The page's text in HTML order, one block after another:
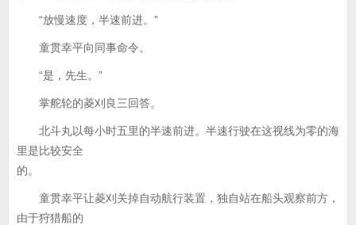
“放慢速度，半速前进。”
童贯幸平向同事命令。
“是，先生。”
掌舵轮的菱刈良三回答。
北斗丸以每小时五里的半速前进。半速行驶在这视线为零的海
里是比较安全
的。
童贯幸平让菱刈关掉自动航行装置，独自站在船头观察前方，
由于狩猎船的